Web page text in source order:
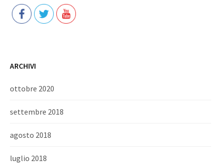
ARCHIVI
ottobre 2020
settembre 2018
agosto 2018
luglio 2018